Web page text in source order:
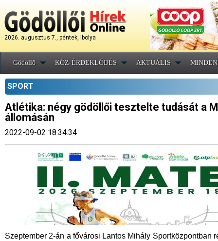
2026. augusztus 7., péntek, Ibolya
Gödöllő KÖZ-ÉRDEKLŐDÉS AKTUÁLIS
SPORT
Atlétika: négy gödöllői tesztelte tudását a
állomásán
2022-09-02 18:34:34
Szeptember 2-án a fővárosi Lantos Mihály Sportközpontban